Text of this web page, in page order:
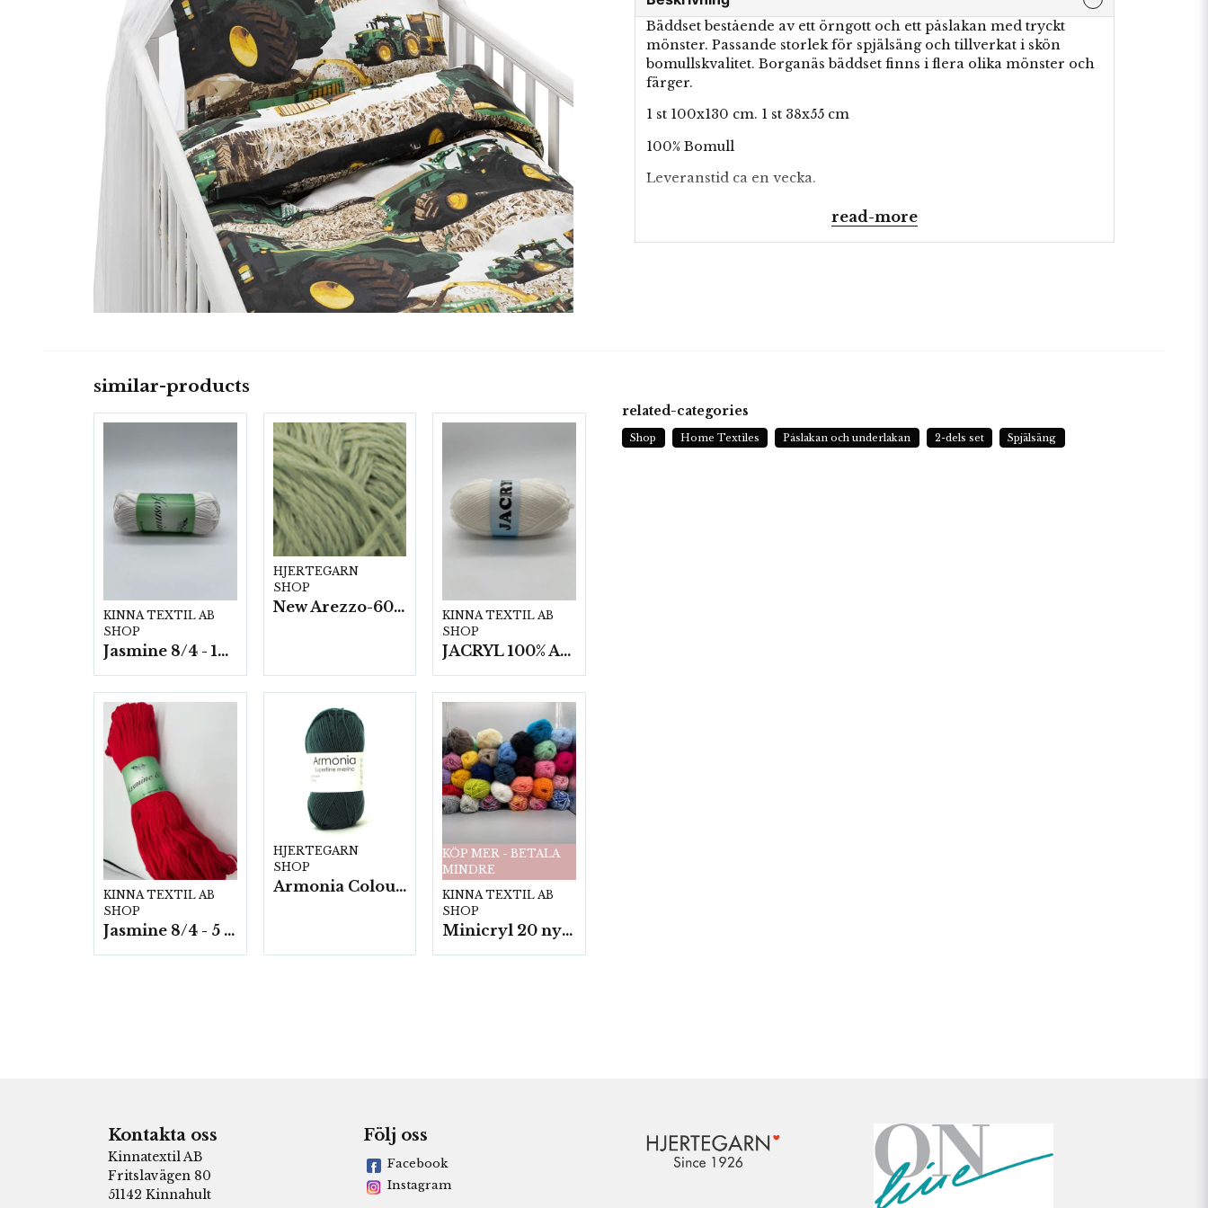
Bäddset bestående av ett örngott och ett påslakan med tryckt
mönster. Passande storlek för spjälsäng och tillverkat i skön
bomullskvalitet. Borganäs bäddset finns i flera olika mönster och
färger.
1 st 100x130 cm. 1 st 38x55 cm
100% Bomull
Leveranstid ca en vecka.
read-more
similar-products
KINNA TEXTIL AB
SHOP
Jasmine 8/4 - 10 nystan a50g./fp.
HJERTEGARN
SHOP
New Arezzo-6009 50g./nyst. 10 st/fp.
KINNA TEXTIL AB
SHOP
JACRYL 100% ACRYL 50 G
KINNA TEXTIL AB
SHOP
Jasmine 8/4 - 5 härvor a200g./fp.
HJERTEGARN
SHOP
Armonia Colour- 5 härv/fp. a100 g.
KÖP MER - BETALA
MINDRE
KINNA TEXTIL AB
SHOP
Minicryl 20 nystan a25g./fp.
related-categories
Shop Home Textiles Påslakan och underlakan 2-dels set Spjälsäng
Kontakta oss
Kinnatextil AB
Fritslavägen 80
51142 Kinnahult
Följ oss
Facebook
Instagram